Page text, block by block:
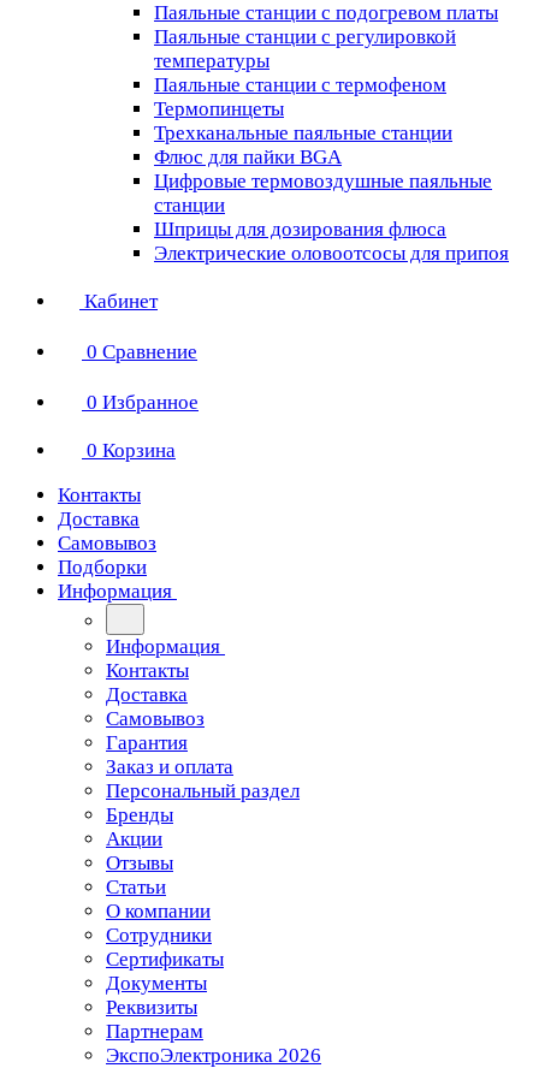
Паяльные станции с подогревом платы
Паяльные станции с регулировкой
температуры
Паяльные станции с термофеном
Термопинцеты
Трехканальные паяльные станции
Флюс для пайки BGA
Цифровые термовоздушные паяльные
станции
Шприцы для дозирования флюса
Электрические оловоотсосы для припоя
Кабинет
0 Сравнение
0 Избранное
0 Корзина
Контакты
Доставка
Самовывоз
Подборки
Информация
Информация
Контакты
Доставка
Самовывоз
Гарантия
Заказ и оплата
Персональный раздел
Бренды
Акции
Отзывы
Статьи
О компании
Сотрудники
Сертификаты
Документы
Реквизиты
Партнерам
ЭкспоЭлектроника 2026